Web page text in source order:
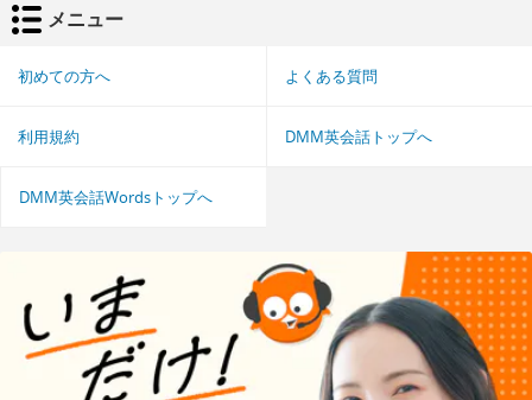
メニュー
初めての方へ よくある質問
利用規約 DMM英会話トップへ
DMM英会話Wordsトップへ